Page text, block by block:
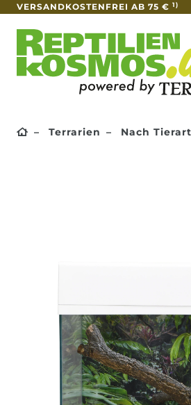
VERSANDKOSTENFREI AB 75 € 1)
Terrarien Nach Tierart